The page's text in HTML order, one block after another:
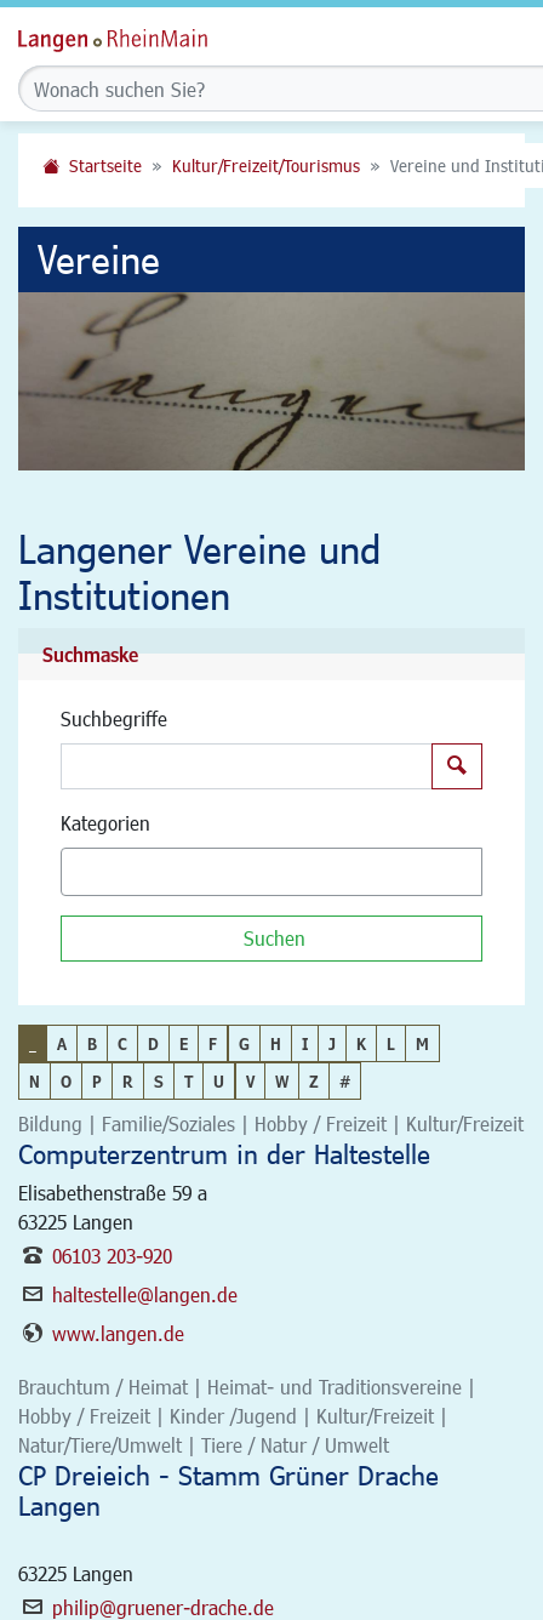
Startseite Kultur/Freizeit/Tourismus Vereine und
Vereine
Langener Vereine und
Institutionen
Suchmaske
Suchbegriffe
Kategorien
Suchen
A B C D E F G H I J K L
M
N
O P R S T U V W Z #
Bildung | Familie/Soziales | Hobby / Freizeit | Kultur/Freizeit
Computerzentrum in der Haltestelle
Elisabethenstraße 59 a
63225 Langen
06103 203-920
haltestelle@langen.de
www.langen.de
Brauchtum / Heimat | Heimat- und Traditionsvereine |
Hobby / Freizeit | Kinder /Jugend | Kultur/Freizeit |
Natur/Tiere/Umwelt | Tiere / Natur / Umwelt
CP Dreieich - Stamm Grüner Drache
Langen
63225 Langen
philip@gruener-drache.de